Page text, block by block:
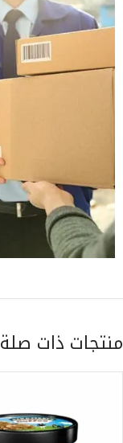
منتجات ذات صلة